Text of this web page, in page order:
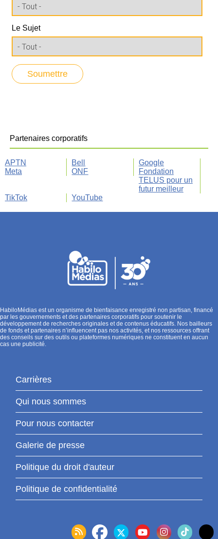
Le Sujet
Partenaires corporatifs
APTN Bell
Google
Meta
ONF
Fondation
TELUS pour un
futur meilleur
TikTok
YouTube
HabiloMédias est un organisme de bienfaisance enregistré non partisan, financé
par les gouvernements et des partenaires corporatifs pour soutenir le
développement de recherches originales et de contenus éducatifs. Nos bailleurs
de fonds et partenaires n’influencent pas nos activités, et nos ressources offrant
des conseils sur des outils ou plateformes numériques ne constituent en aucun
cas une publicité.
Carrières
Qui nous sommes
Pour nous contacter
Galerie de presse
Politique du droit d'auteur
Politique de confidentialité